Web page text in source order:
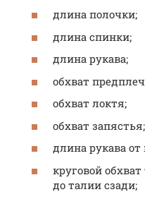
длина полочки;
длина спинки;
длина рукава;
обхват
обхват локтя;
обхват запястья;
длина рукава
круговой
до талии сзади;